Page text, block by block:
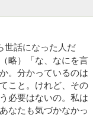
世話になった人だ
略）「な、なにを言
。分かっているのは
こと。けれど、その
必要はないの。私は
なたも気づかなかっ